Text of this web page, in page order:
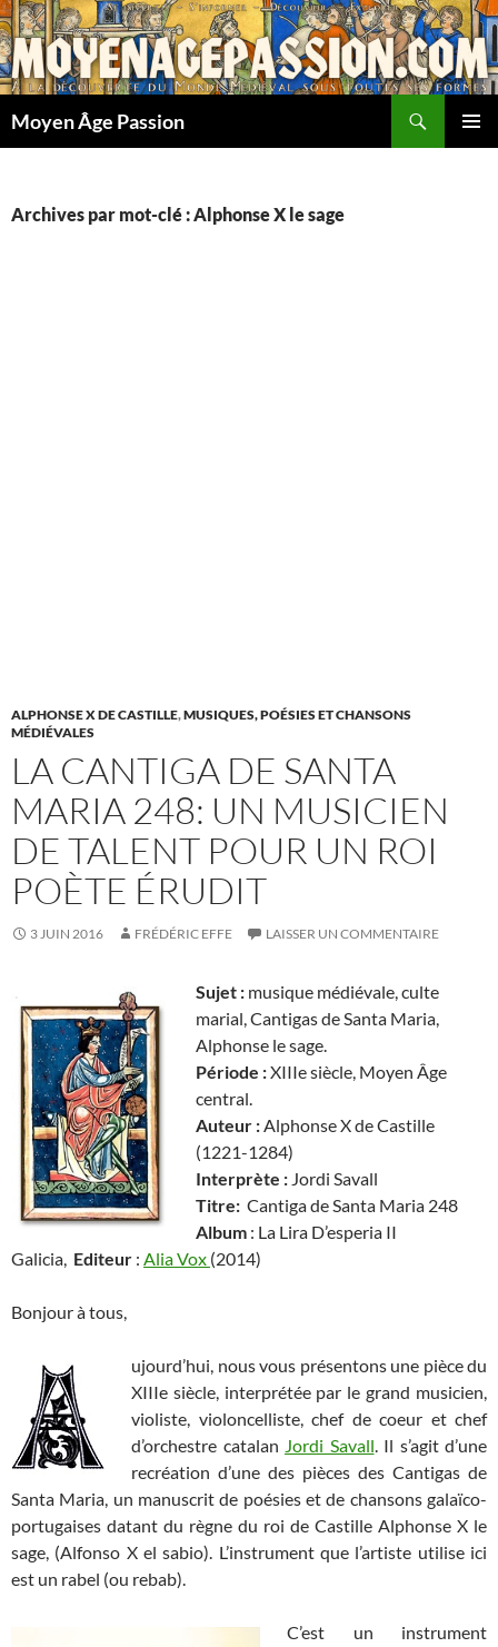
Aller
au
contenu
Moyen Âge Passion
Archives par mot-clé : Alphonse X le sage
ALPHONSE X DE CASTILLE,MUSIQUES, POÉSIES ET CHANSONS
MÉDIÉVALES
LA CANTIGA DE SANTA
MARIA 248: UN MUSICIEN
DE TALENT POUR UN ROI
POÈTE ÉRUDIT
3 JUIN 2016 FRÉDÉRIC EFFE LAISSER UN COMMENTAIRE
Sujet : musique médiévale, culte
marial, Cantigas de Santa Maria,
Alphonse le sage.
Période :XIIIe siècle, Moyen Âge
central.
Auteur :Alphonse X de Castille
(1221-1284)
Interprète : Jordi Savall
Titre: Cantiga de Santa Maria 248
Album : La Lira D’esperia II
Galicia, Editeur : Alia Vox (2014)
Bonjour à tous,
ujourd’hui, nous vous présentons une pièce du
XIIIe siècle, interprétée par le grand musicien,
violiste, violoncelliste, chef de coeur et chef
d’orchestre catalan Jordi Savall. Il s’agit d’une
recréation d’une des pièces des Cantigas de
Santa Maria, un manuscrit de poésies et de chansons galaïco-
portugaises datant du règne du roi de Castille Alphonse X le
sage, (Alfonso X el sabio). L’instrument que l’artiste utilise ici
est un rabel (ou rebab).
C’est un instrument